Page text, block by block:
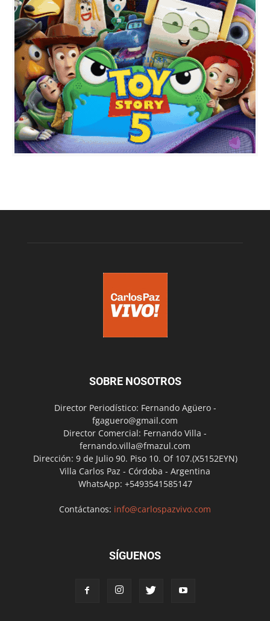
SOBRE NOSOTROS
Director Periodístico: Fernando Agüero -
fgaguero@gmail.com
Director Comercial: Fernando Villa -
fernando.villa@fmazul.com
Dirección: 9 de Julio 90. Piso 10. Of 107.(X5152EYN)
Villa Carlos Paz - Córdoba - Argentina
WhatsApp: +5493541585147
Contáctanos: info@carlospazvivo.com
SÍGUENOS